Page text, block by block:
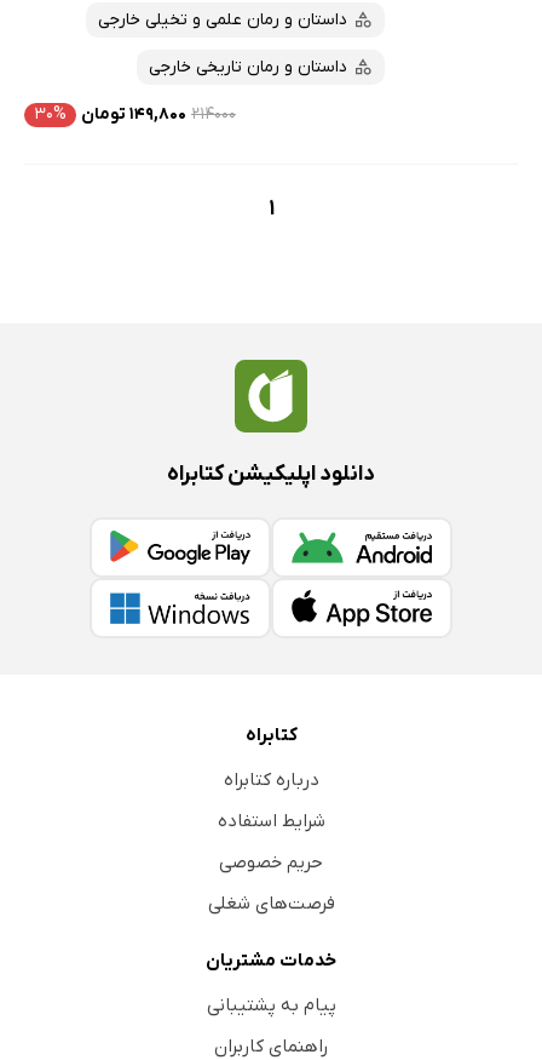
داستان و رمان علمی و تخیلی خارجی
داستان و رمان تاریخی خارجی
۲۱۴۰۰۰ ۱۴۹,۸۰۰ تومان ۳۰%
1
دانلود اپلیکیشن کتابراه
کتابراه
درباره کتابراه
شرایط استفاده
حریم خصوصی
فرصت‌های شغلی
خدمات مشتریان
پیام به پشتیبانی
راهنمای کاربران